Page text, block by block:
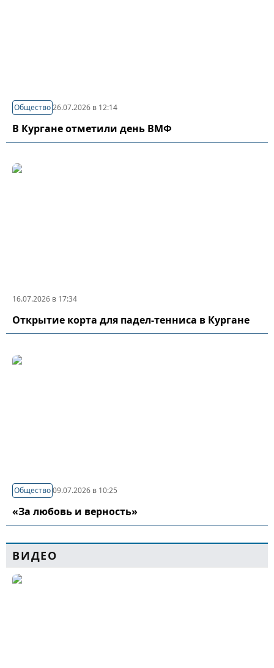
Общество26.07.2026 в 12:14
В Кургане отметили день ВМФ
16.07.2026 в 17:34
Открытие корта для падел-тенниса в Кургане
Общество09.07.2026 в 10:25
«За любовь и верность»
ВИДЕО